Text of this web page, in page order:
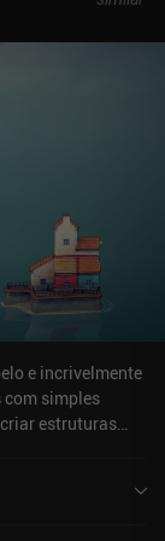
e incrivelmente
simples
estruturas
que continuamos